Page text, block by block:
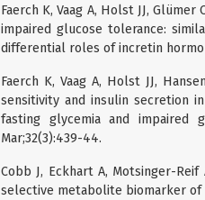
Faerch K, Vaag A, Holst JJ,
impaired glucose tolerance:
differential roles of incretin
Faerch K, Vaag A, Holst JJ,
sensitivity and insulin secretion
fasting glycemia and impaired
Mar;32(3):439-44.
Cobb J, Eckhart A, Motsinger-
selective metabolite biomarker of